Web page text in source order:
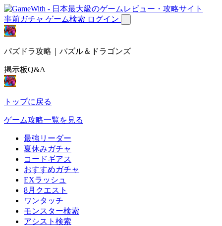
事前ガチャ ゲーム検索 ログイン
パズドラ攻略｜パズル＆ドラゴンズ
掲示板Q&A
トップに戻る
ゲーム攻略一覧を見る
最強リーダー
夏休みガチャ
コードギアス
おすすめガチャ
EXラッシュ
8月クエスト
ワンタッチ
モンスター検索
アシスト検索